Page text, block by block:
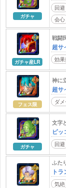
ガチャ
回避
会心
ガチャ産LR
戦闘
超サ
効
フェス限
神に
超サ
ダ
ガチャ
文字
ピッ
回避
ふた
ト
気絶